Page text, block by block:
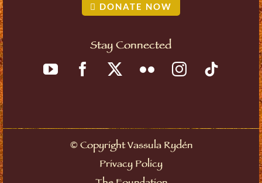
DONATE NOW
Stay Connected
©Copyright Vassula Rydén
Privacy Policy